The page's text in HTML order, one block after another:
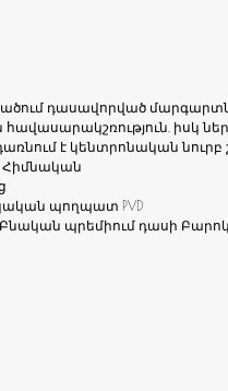
դասավորված
իսկ
է կենտրոնական նուրբ
Հիմնական
պողպատ PVD
պրեմիում դասի